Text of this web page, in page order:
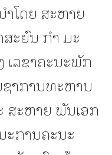
າໂດຍ ສະຫາຍ
ະຍົນ ກຳ ມະ
ເລຂາຄະນະພັກ
າການທະຫານ
ສະຫາຍ ພັນເອກ
ການຄະນະ